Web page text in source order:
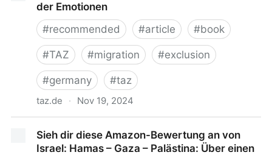
der Emotionen
#recommended #article #book
#TAZ #migration #exclusion
#germany #taz
taz.de · Nov 19, 2024
Emotionen
Sieh dir diese Amazon-Bewertung an von
Israel: Hamas – Gaza – Palästina: Über einen